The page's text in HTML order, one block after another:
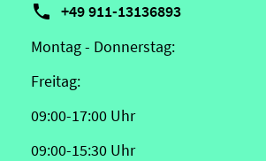
 +49 911-13136893
Montag - Donnerstag:
Freitag:
09:00-17:00 Uhr
09:00-15:30 Uhr